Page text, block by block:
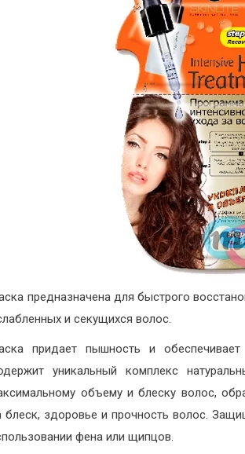
предназначена для быстрого
и секущихся волос.
придает пышность и
уникальный комплекс
объему и блеску волос,
блеск, здоровье и прочность волос.
фена или щипцов.